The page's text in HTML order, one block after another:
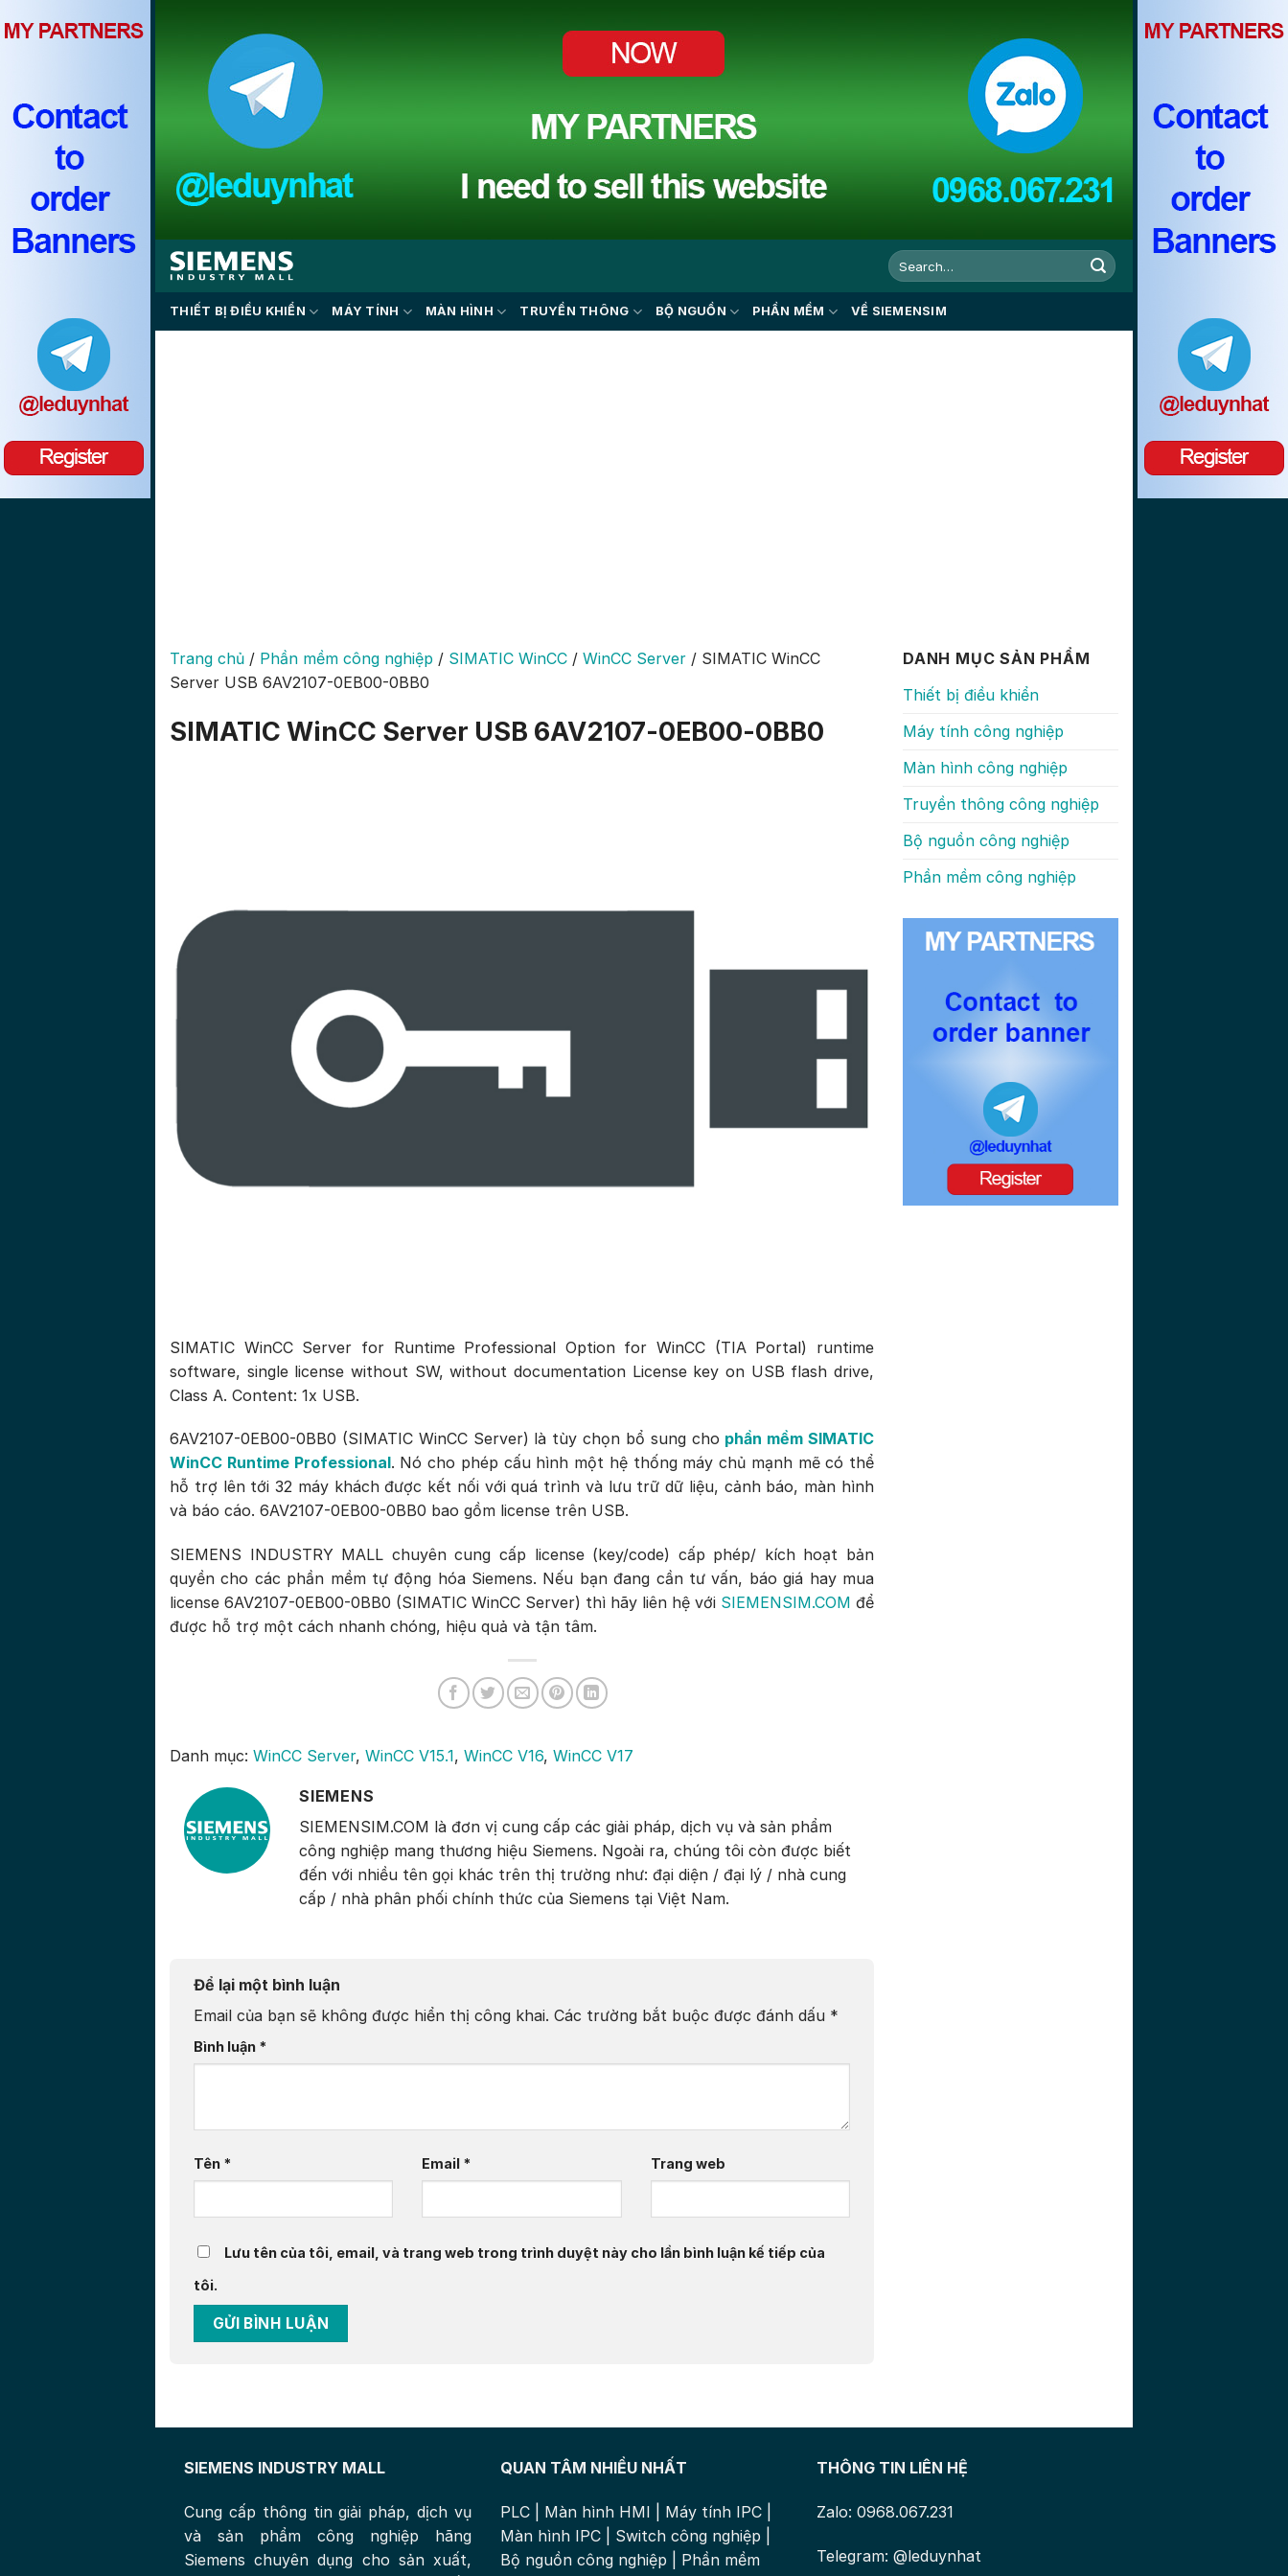
content
THIẾT BỊ ĐIỀU KHIỂN MÁY TÍNH MÀN HÌNH TRUYỀN THÔNG BỘ NGUỒN PHẦN MỀM VỀ SIEMENSIM
Trang chủ / Phần mềm công nghiệp / SIMATIC WinCC / WinCC Server / SIMATIC WinCC
Server USB 6AV2107-0EB00-0BB0
SIMATIC WinCC Server USB 6AV2107-0EB00-0BB0
SIMATIC WinCC Server for Runtime Professional Option for WinCC (TIA Portal) runtime
software, single license without SW, without documentation License key on USB flash drive,
Class A. Content: 1x USB.
6AV2107-0EB00-0BB0 (SIMATIC WinCC Server) là tùy chọn bổ sung cho phần mềm SIMATIC
WinCC Runtime Professional. Nó cho phép cấu hình một hệ thống máy chủ mạnh mẽ có thể
hỗ trợ lên tới 32 máy khách được kết nối với quá trình và lưu trữ dữ liệu, cảnh báo, màn hình
và báo cáo. 6AV2107-0EB00-0BB0 bao gồm license trên USB.
SIEMENS INDUSTRY MALL chuyên cung cấp license (key/code) cấp phép/ kích hoạt bản
quyền cho các phần mềm tự động hóa Siemens. Nếu bạn đang cần tư vấn, báo giá hay mua
license 6AV2107-0EB00-0BB0 (SIMATIC WinCC Server) thì hãy liên hệ với SIEMENSIM.COM để
được hỗ trợ một cách nhanh chóng, hiệu quả và tận tâm.
Danh mục: WinCC Server, WinCC V15.1, WinCC V16, WinCC V17
SIEMENS
SIEMENSIM.COM là đơn vị cung cấp các giải pháp, dịch vụ và sản phẩm
công nghiệp mang thương hiệu Siemens. Ngoài ra, chúng tôi còn được biết
đến với nhiều tên gọi khác trên thị trường như: đại diện / đại lý / nhà cung
cấp / nhà phân phối chính thức của Siemens tại Việt Nam.
Để lại một bình luận
Email của bạn sẽ không được hiển thị công khai. Các trường bắt buộc được đánh dấu *
Bình luận *
Tên * Email * Trang web
Lưu tên của tôi, email, và trang web trong trình duyệt này cho lần bình luận kế tiếp của
tôi.
DANH MỤC SẢN PHẨM
Thiết bị điều khiển
Máy tính công nghiệp
Màn hình công nghiệp
Truyền thông công nghiệp
Bộ nguồn công nghiệp
Phần mềm công nghiệp
SIEMENS INDUSTRY MALL
Cung cấp thông tin giải pháp, dịch vụ
và sản phẩm công nghiệp hãng
Siemens chuyên dụng cho sản xuất,
QUAN TÂM NHIỀU NHẤT
PLC Màn hình HMI Máy tính IPC
Màn hình IPC
Switch công nghiệp
Bộ nguồn công nghiệp
Phần mềm
THÔNG TIN LIÊN HỆ
Zalo: 0968.067.231
Telegram: @leduynhat